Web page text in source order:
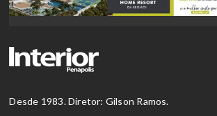
Desde 1983. Diretor: Gilson Ramos.